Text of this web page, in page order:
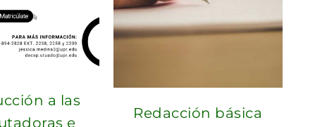
a las
e
Redacción básica